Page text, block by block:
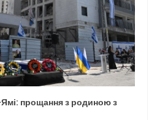
Ямі: прощання з родиною з